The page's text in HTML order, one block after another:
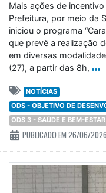
Mais ações de
Prefeitura, por meio da
iniciou o programa
que prevê a realização
em diversas
(27), a partir das 8h,
NOTÍCIAS
ODS - OBJETIVO DE
ODS 3 - SAÚDE E BEM-ESTAR
PUBLICADO EM 26/06/2026